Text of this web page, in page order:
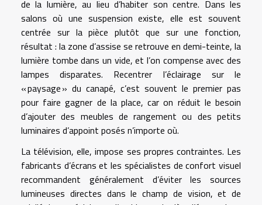
de la lumière, au lieu d’habiter son centre. Dans les
salons où une suspension existe, elle est souvent
centrée sur la pièce plutôt que sur une fonction,
résultat : la zone d’assise se retrouve en demi-teinte, la
lumière tombe dans un vide, et l’on compense avec des
lampes disparates. Recentrer l’éclairage sur le
« paysage » du canapé, c’est souvent le premier pas
pour faire gagner de la place, car on réduit le besoin
d’ajouter des meubles de rangement ou des petits
luminaires d’appoint posés n’importe où.
La télévision, elle, impose ses propres contraintes. Les
fabricants d’écrans et les spécialistes de confort visuel
recommandent généralement d’éviter les sources
lumineuses directes dans le champ de vision, et de